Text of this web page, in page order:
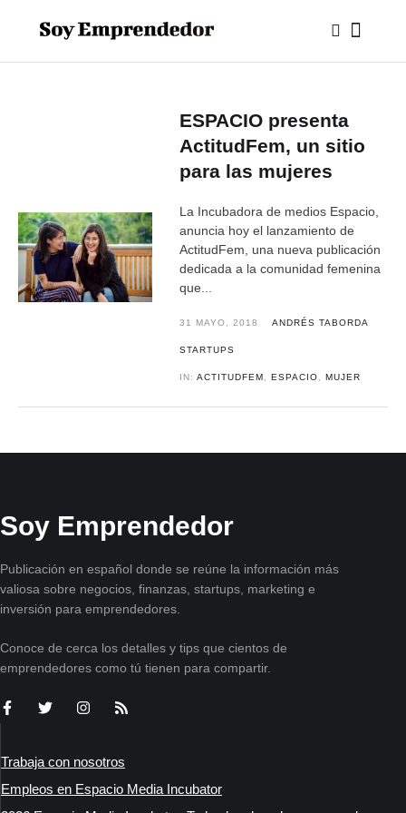
ESPACIO presenta
ActitudFem, un sitio
para las mujeres
La Incubadora de medios Espacio,
anuncia hoy el lanzamiento de
ActitudFem, una nueva publicación
dedicada a la comunidad femenina
que...
31 MAYO, 2018 ANDRÉS TABORDA
STARTUPS
IN:ACTITUDFEM ,ESPACIO ,MUJER
Soy Emprendedor
Publicación en español donde se reúne la información más
valiosa sobre negocios, finanzas, startups, marketing e
inversión para emprendedores.
Conoce de cerca los detalles y tips que cientos de
emprendedores como tú tienen para compartir.
Trabaja con nosotros
Empleos en Espacio Media Incubator